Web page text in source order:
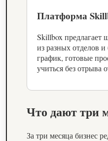
Платформа
Skillbox
из разных отделов
график, готовые
учиться без отрыва
Что дают три
За три месяца бизнес